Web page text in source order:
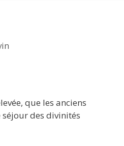
que les anciens
des divinités